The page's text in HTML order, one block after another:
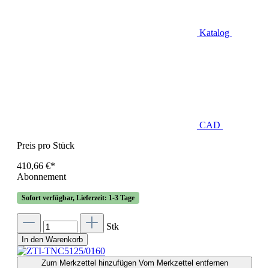
Katalog
CAD
Preis pro Stück
410,66 €*
Abonnement
Sofort verfügbar, Lieferzeit: 1-3 Tage
Stk
In den Warenkorb
Zum Merkzettel hinzufügen Vom Merkzettel entfernen